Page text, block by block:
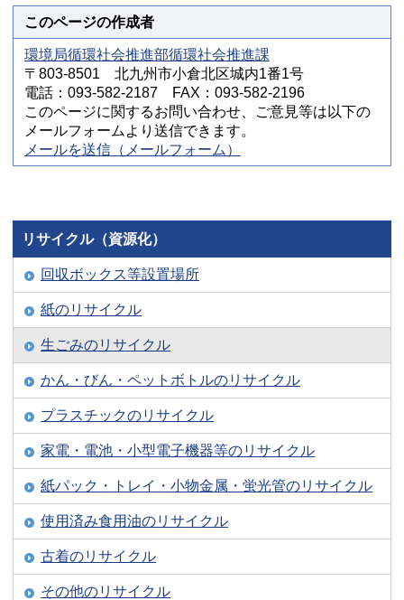
このページの作成者
環境局循環社会推進部循環社会推進課
〒803-8501 北九州市小倉北区城内1番1号
電話：093-582-2187 FAX：093-582-2196
このページに関するお問い合わせ、ご意見等は以下の
メールフォームより送信できます。
メールを送信（メールフォーム）
リサイクル（資源化）
回収ボックス等設置場所
紙のリサイクル
生ごみのリサイクル
かん・びん・ペットボトルのリサイクル
プラスチックのリサイクル
家電・電池・小型電子機器等のリサイクル
紙パック・トレイ・小物金属・蛍光管のリサイクル
使用済み食用油のリサイクル
古着のリサイクル
その他のリサイクル